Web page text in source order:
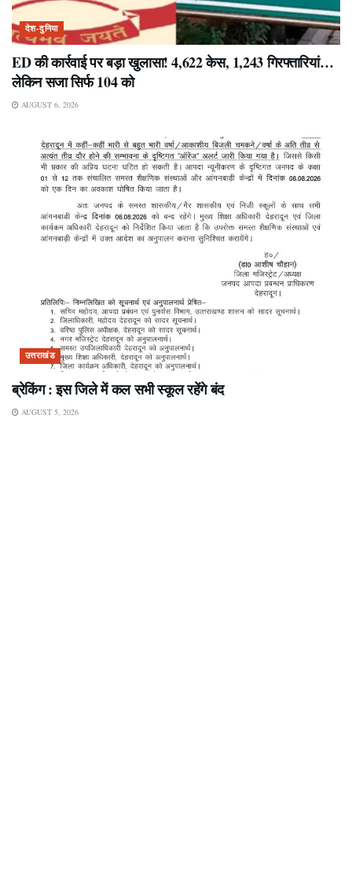
देश-दुनिया
ED की कार्रवाई पर बड़ा खुलासा! 4,622 केस, 1,243 गिरफ्तारियां…
लेकिन सजा सिर्फ 104 को
AUGUST 6, 2026
उत्तराखंड
ब्रेकिंग : इस जिले में कल सभी स्कूल रहेंगे बंद
AUGUST 5, 2026